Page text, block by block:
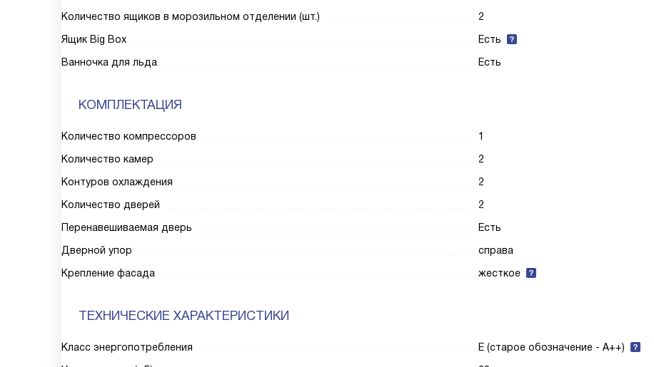
Количество ящиков в морозильном отделении (шт.)
2
Ящик Big Box
Есть
Ванночка для льда
Есть
КОМПЛЕКТАЦИЯ
Количество компрессоров
1
Количество камер
2
Контуров охлаждения
2
Количество дверей
2
Перенавешиваемая дверь
Есть
Дверной упор
справа
Крепление фасада
жесткое
ТЕХНИЧЕСКИЕ ХАРАКТЕРИСТИКИ
Класс энергопотребления
E (старое обозначение - A++)